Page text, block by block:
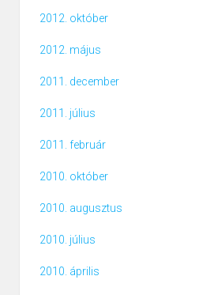
2012. október
2012. május
2011. december
2011. július
2011. február
2010. október
2010. augusztus
2010. július
2010. április